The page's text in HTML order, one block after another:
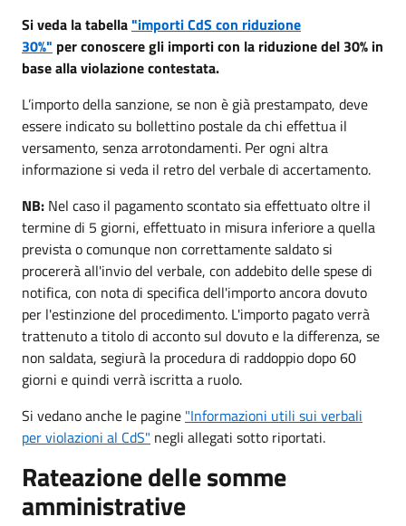
Si veda la tabella"importi CdS con riduzione
30%" per conoscere gli importi con la riduzione del 30% in
base alla violazione contestata.
L’importo della sanzione, se non è già prestampato, deve
essere indicato su bollettino postale da chi effettua il
versamento, senza arrotondamenti. Per ogni altra
informazione si veda il retro del verbale di accertamento.
NB: Nel caso il pagamento scontato sia effettuato oltre il
termine di 5 giorni, effettuato in misura inferiore a quella
prevista o comunque non correttamente saldato si
procererà all'invio del verbale, con addebito delle spese di
notifica, con nota di specifica dell'importo ancora dovuto
per l'estinzione del procedimento. L'importo pagato verrà
trattenuto a titolo di acconto sul dovuto e la differenza, se
non saldata, segiurà la procedura di raddoppio dopo 60
giorni e quindi verrà iscritta a ruolo.
Si vedano anche le pagine "Informazioni utili sui verbali
per violazioni al CdS" negli allegati sotto riportati.
Rateazione delle somme
amministrative